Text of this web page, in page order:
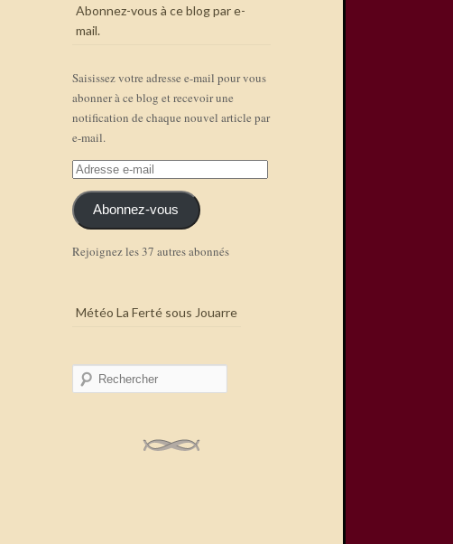
Abonnez-vous à ce blog par e-
mail.
Saisissez votre adresse e-mail pour vous
abonner à ce blog et recevoir une
notification de chaque nouvel article par
e-mail.
Adresse
mail Abonnez-vous
Rejoignez les 37 autres abonnés
Météo La Ferté sous Jouarre